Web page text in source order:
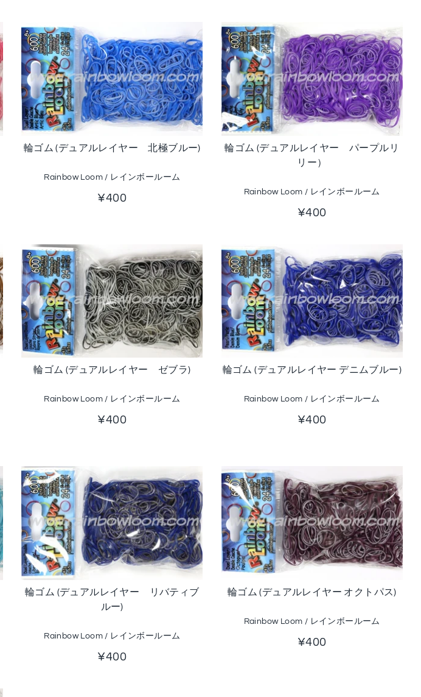
輪ゴム (デュアルレイヤー 北極ブルー)
Rainbow Loom / レインボールーム
¥400
輪ゴム (デュアルレイヤー パープルリ
リー）
Rainbow Loom / レインボールーム
¥400
輪ゴム (デュアルレイヤー ゼブラ)
Rainbow Loom / レインボールーム
¥400
輪ゴム (デュアルレイヤー デニムブルー)
Rainbow Loom / レインボールーム
¥400
輪ゴム (デュアルレイヤー リバティブ
ルー)
Rainbow Loom / レインボールーム
¥400
輪ゴム (デュアルレイヤー オクトパス)
Rainbow Loom / レインボールーム
¥400